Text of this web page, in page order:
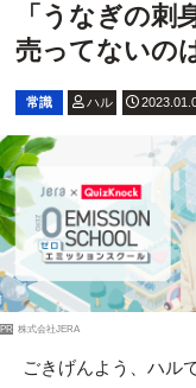
「うなぎの刺
売ってないの
常識 ハル
PR 株式会社JERA
ごきげんよう、ハル